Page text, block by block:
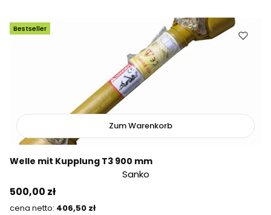
Bestseller
Zum Warenkorb
Welle mit Kupplung T3 900 mm
Sanko
Preis
500,00 zł
Preis
406,50 zł